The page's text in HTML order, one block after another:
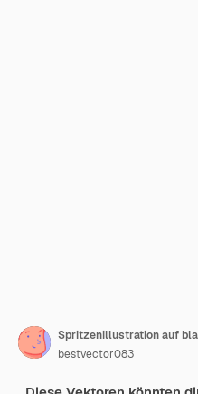
Spritzenillustration auf
bestvector083